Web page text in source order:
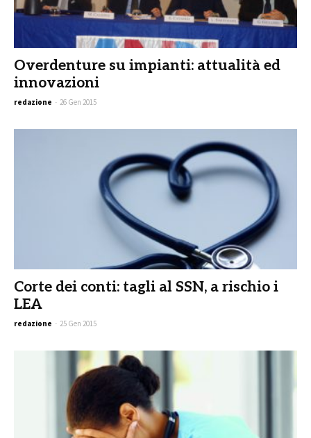
Overdenture su impianti: attualità ed
innovazioni
redazione - 26 Gen 2015
Corte dei conti: tagli al SSN, a rischio i
LEA
redazione - 25 Gen 2015